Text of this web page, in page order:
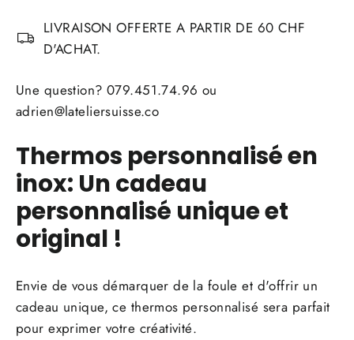
LIVRAISON OFFERTE A PARTIR DE 60 CHF
D'ACHAT.
Une question? 079.451.74.96 ou
adrien@lateliersuisse.co
Thermos personnalisé en
inox: Un cadeau
personnalisé unique et
original !
Envie de vous démarquer de la foule et d'offrir un
cadeau unique, ce thermos personnalisé sera parfait
pour exprimer votre créativité.